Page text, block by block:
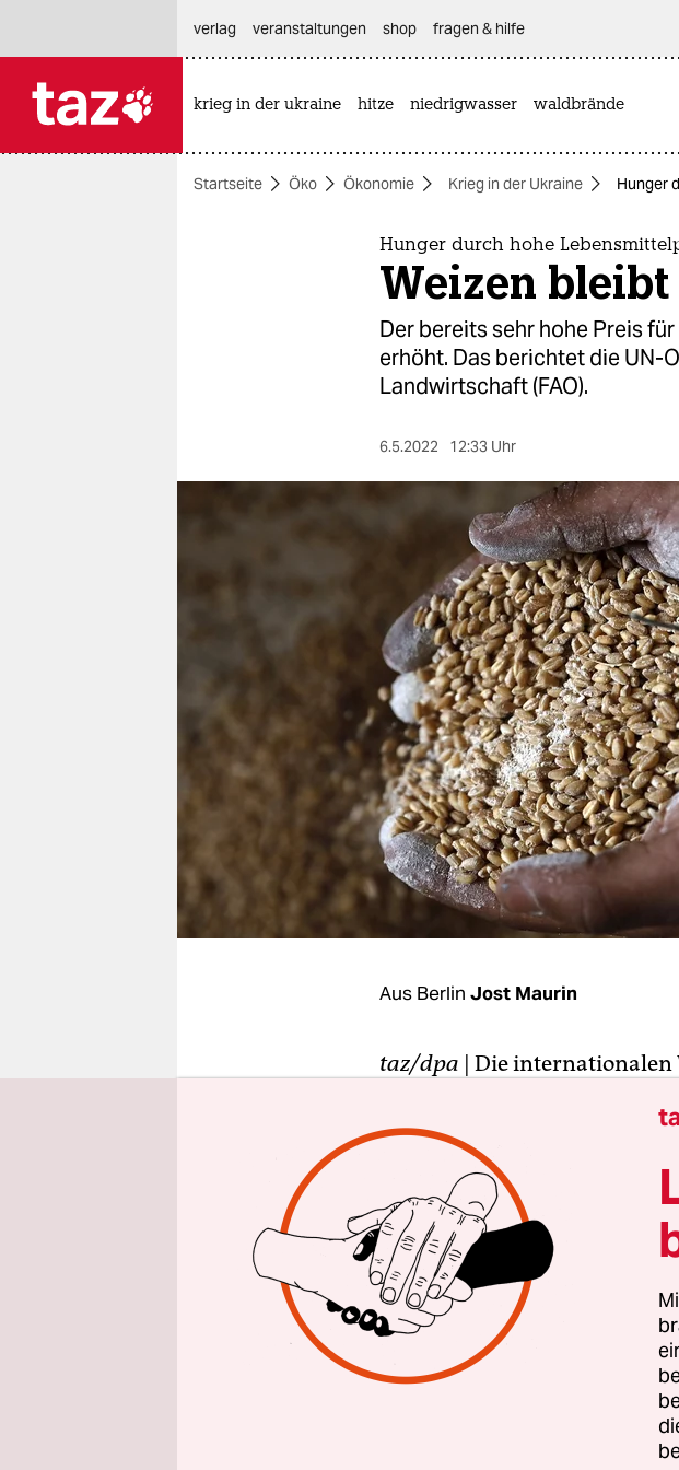
themen
berlin
veranstaltungen
fragen & hilfe
unterstützen
abo
genossenschaft
verlag
veranstaltungen shop fragen & hilfe
krieg in der ukraine hitze niedrigwasser waldbrände
Startseite Öko Ökonomie Krieg in der Ukraine Hunger
Hunger durch hohe
Weizen bleibt
Der bereits sehr hohe Preis
erhöht. Das berichtet die UN-
Landwirtschaft (FAO).
6.5.2022 12:33 Uhr
Aus Berlin Jost Maurin
taz/dpa | Die internationalen
0,2 Prozent
verteuert, teilte
Landwirtschaft (FAO) am
Häfen in der Ukraine und
Vereinigten Staaten von
berichteten die
Indien, unerwartet hohe
gedämpfte weltweite
Preisanstieg gebremst.
Die unter anderem wegen
Lebensmittelpreise könnten